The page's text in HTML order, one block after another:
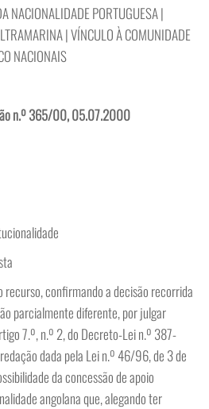
NACIONALIDADE PORTUGUESA |
| VÍNCULO À COMUNIDADE
NACIONAIS
n.º 365/00, 05.07.2000
recurso, confirmando a decisão recorrida
parcialmente diferente, por julgar
7.º, n.º 2, do Decreto-Lei n.º 387-
dada pela Lei n.º 46/96, de 3 de
da concessão de apoio
angolana que, alegando ter